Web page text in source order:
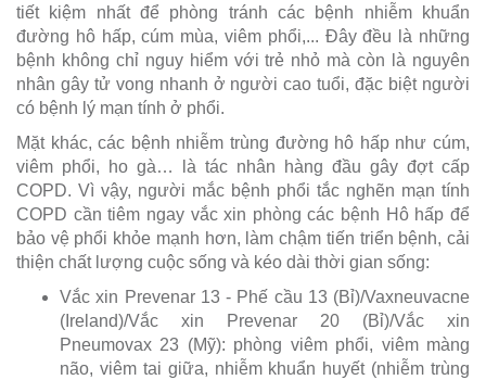
tiết kiệm nhất để phòng tránh các bệnh nhiễm khuẩn
đường hô hấp, cúm mùa, viêm phổi,... Đây đều là những
bệnh không chỉ nguy hiểm với trẻ nhỏ mà còn là nguyên
nhân gây tử vong nhanh ở người cao tuổi, đặc biệt người
có bệnh lý mạn tính ở phổi.
Mặt khác, các bệnh nhiễm trùng đường hô hấp như cúm,
viêm phổi, ho gà… là tác nhân hàng đầu gây đợt cấp
COPD. Vì vậy, người mắc bệnh phổi tắc nghẽn mạn tính
COPD cần tiêm ngay vắc xin phòng các bệnh Hô hấp để
bảo vệ phổi khỏe mạnh hơn, làm chậm tiến triển bệnh, cải
thiện chất lượng cuộc sống và kéo dài thời gian sống:
Vắc xin Prevenar 13 - Phế cầu 13 (Bỉ)/Vaxneuvacne
(Ireland)/Vắc xin Prevenar 20 (Bỉ)/Vắc xin
Pneumovax 23 (Mỹ): phòng viêm phổi, viêm màng
não, viêm tai giữa, nhiễm khuẩn huyết (nhiễm trùng